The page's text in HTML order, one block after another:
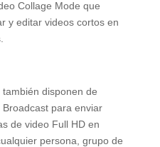
Collage Mode que
y editar videos cortos en
disponen de
para enviar
de video Full HD en
persona, grupo de